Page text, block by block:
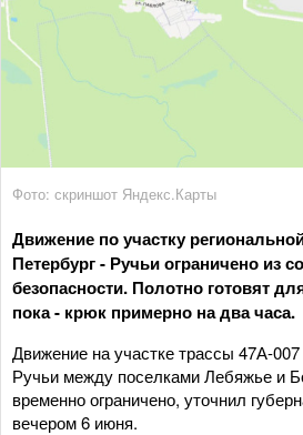
Фото: скриншот Яндекс.Карты
Движение по участку
Петербург - Ручьи ограничено из
безопасности. Полотно готовят
пока - крюк примерно на два часа.
Движение на участке трассы 47А-
Ручьи между поселками Лебяжье и
временно ограничено, уточнил
вечером 6 июня.